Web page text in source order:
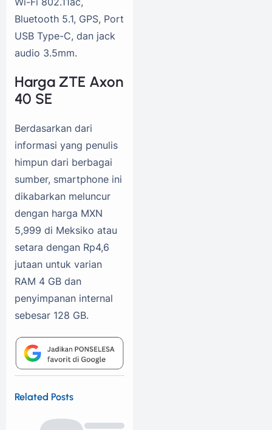
Bluetooth 5.1, GPS, Port
USB Type-C, dan jack
audio 3.5mm.
Harga ZTE Axon
40 SE
Berdasarkan dari
informasi yang penulis
himpun dari berbagai
sumber, smartphone ini
dikabarkan meluncur
dengan harga MXN
5,999 di Meksiko atau
setara dengan Rp4,6
jutaan untuk varian
RAM 4 GB dan
penyimpanan internal
sebesar 128 GB.
Related Posts